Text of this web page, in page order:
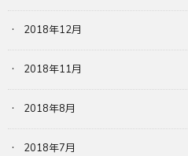
2018年12月
2018年11月
2018年8月
2018年7月